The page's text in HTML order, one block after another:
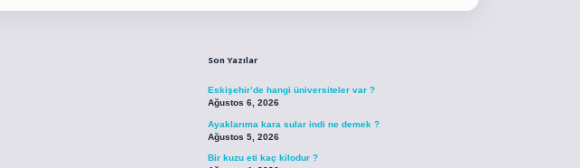
Son Yazılar
Eskişehir’de hangi üniversiteler var ?
Ağustos 6, 2026
Ayaklarıma kara sular indi ne demek ?
Ağustos 5, 2026
Bir kuzu eti kaç kilodur ?